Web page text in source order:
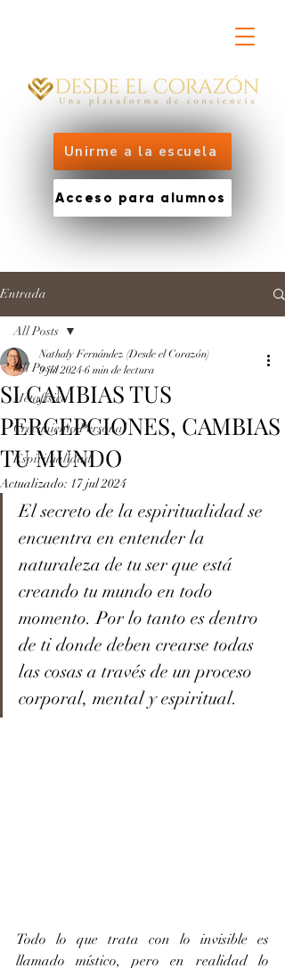
Unirme a la escuela
Acceso para alumnos
Entrada
All Posts
Metafísica
Crecimiento Personal
Espiritualidad
All Posts
SI CAMBIAS TUS
PERCEPCIONES, CAMBIAS
TU MUNDO
Nathaly Fernández (Desde el Corazón)
9 jul 2024 6 min de lectura
Actualizado: 17 jul 2024
El secreto de la espiritualidad se
encuentra en entender la
naturaleza de tu ser que está
creando tu mundo en todo
momento. Por lo tanto es dentro
de ti donde deben crearse todas
las cosas a través de un proceso
corporal, mental y espiritual.
Todo lo que trata con lo invisible es
llamado místico, pero en realidad lo